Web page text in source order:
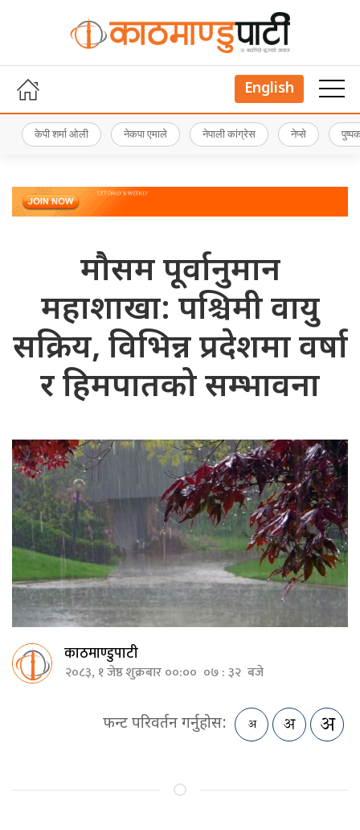
English
केपी शर्मा ओली नेकपा एमाले नेपाली कांग्रेस नेप्से
मौसम पूर्वानुमान
महाशाखा: पश्चिमी वायु
सक्रिय, विभिन्न प्रदेशमा वर्षा
र हिमपातको सम्भावना
काठमाण्डुपाटी
२०८३, १ जेष्ठ शुक्रबार ००:०० ०७ : ३२ बजे
फन्ट परिवर्तन गर्नुहोस: